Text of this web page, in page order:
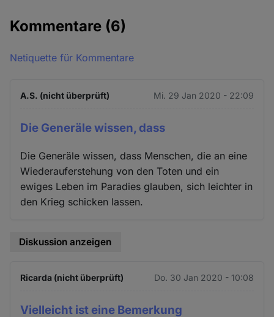
Kommentare (6)
Netiquette für Kommentare
A.S. (nicht überprüft) Mi. 29 Jan 2020 - 22:09
Die Generäle wissen, dass
Die Generäle wissen, dass Menschen, die an eine
Wiederauferstehung von den Toten und ein
ewiges Leben im Paradies glauben, sich leichter in
den Krieg schicken lassen.
Diskussion anzeigen
Ricarda (nicht überprüft) Do. 30 Jan 2020 - 10:08
Vielleicht ist eine Bemerkung